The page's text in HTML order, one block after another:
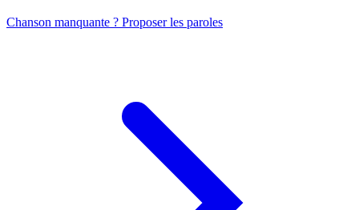
Chanson manquante ? Proposer les paroles